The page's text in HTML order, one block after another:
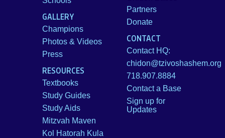
GALLERY
Champions
Photos & Videos
Press
RESOURCES
Textbooks
Study Guides
Study Aids
Mitzvah Maven
Kol Hatorah Kula
Partners
Donate
CONTACT
Contact HQ:
chidon@tzivoshashem.org
718.907.8884
Contact a Base
Sign up for
Updates